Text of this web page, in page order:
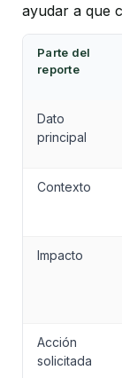
ayudar a que
Parte del
reporte
Dato
principal
Contexto
Impacto
Acción
solicitada